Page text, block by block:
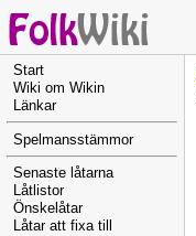
Start
Wiki om Wikin
Länkar
Spelmansstämmor
Senaste låtarna
Låtlistor
Önskelåtar
Låtar att fixa till